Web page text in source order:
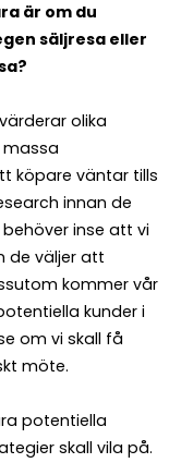
är om du
säljresa eller
olika
massa
köpare väntar tills
innan de
inse att vi
de väljer att
kommer vår
kunder i
om vi skall få
möte.
potentiella
skall vila på.